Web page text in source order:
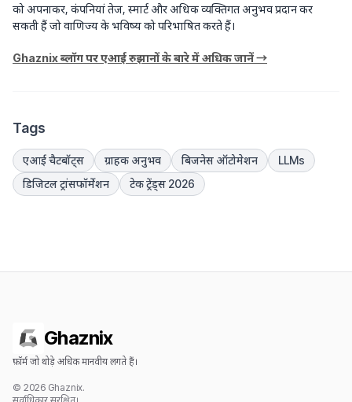
को अपनाकर, कंपनियां तेज, स्मार्ट और अधिक व्यक्तिगत अनुभव प्रदान कर
सकती हैं जो वाणिज्य के भविष्य को परिभाषित करते हैं।
Ghaznix ब्लॉग पर एआई रुझानों के बारे में अधिक जानें →
Tags
एआई चैटबॉट्स ग्राहक अनुभव बिजनेस ऑटोमेशन
LLMs
डिजिटल ट्रांसफॉर्मेशन
टेक ट्रेंड्स 2026
Ghaznix
फ़ॉर्म जो थोड़े अधिक मानवीय लगते हैं।
© 2026 Ghaznix.